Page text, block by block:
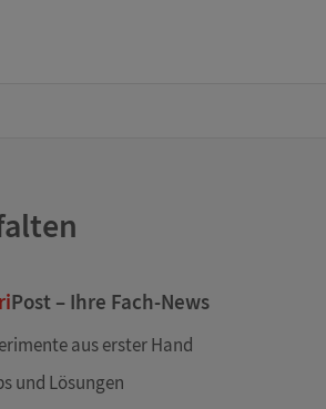
Post – Ihre Fach-News
aus erster Hand
und Lösungen